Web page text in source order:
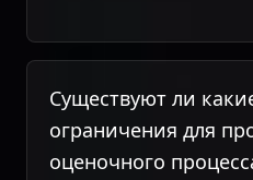
Существуют ли
ограничения для
оценочного